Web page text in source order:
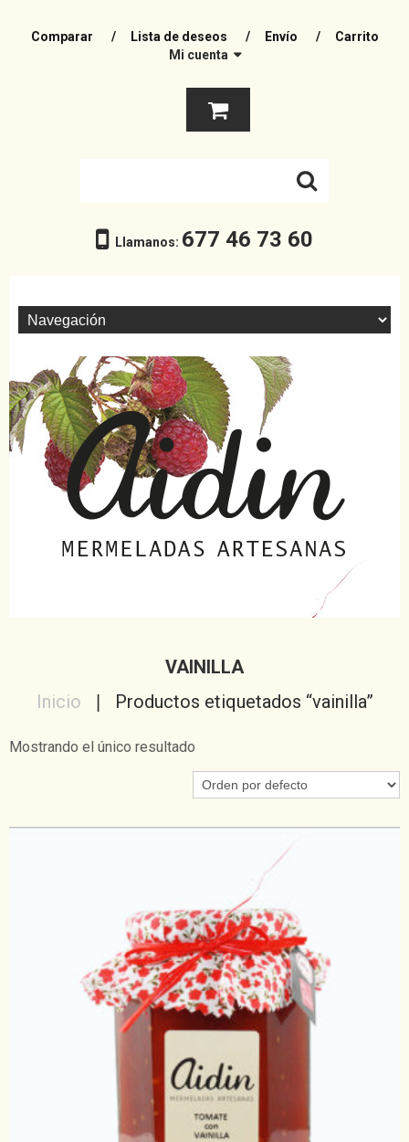
Comparar Lista de deseos Envío
Carrito
Mi cuenta
Llamanos: 677 46 73 60
VAINILLA
Inicio
Productos etiquetados “vainilla”
Mostrando el único resultado